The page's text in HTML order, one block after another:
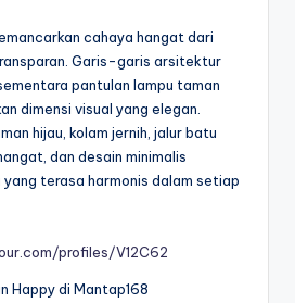
cahaya hangat dari
Garis-garis arsitektur
pantulan lampu taman
dimensi visual yang elegan.
hijau, kolam jernih, jalur batu
dan desain minimalis
terasa harmonis dalam setiap
profiles/V12C62
Happy di Mantap168